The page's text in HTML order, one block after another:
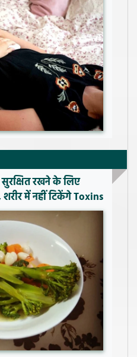
रखने के लिए
में नहीं टिकेंगे Toxins